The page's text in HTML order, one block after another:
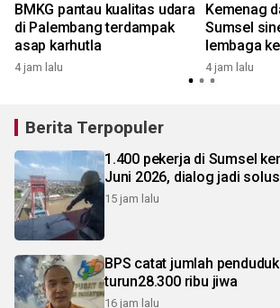
BMKG pantau kualitas udara
di Palembang terdampak
asap karhutla
4 jam lalu
Kemenag
Sumsel
lembaga
4 jam lalu
Berita Terpopuler
1.400 pekerja di Sumsel
Juni 2026, dialog jadi
15 jam lalu
BPS catat jumlah
turun28.300 ribu jiwa
16 jam lalu